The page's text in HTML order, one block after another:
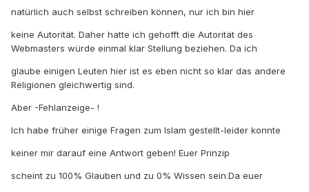
natürlich auch selbst schreiben können, nur ich bin hier
keine Autorität. Daher hatte ich gehofft die Autorität des
Webmasters würde einmal klar Stellung beziehen. Da ich
glaube einigen Leuten hier ist es eben nicht so klar das andere
Religionen gleichwertig sind.
Aber -Fehlanzeige- !
Ich habe früher einige Fragen zum Islam gestellt-leider konnte
keiner mir darauf eine Antwort geben! Euer Prinzip
scheint zu 100% Glauben und zu 0% Wissen sein.Da euer